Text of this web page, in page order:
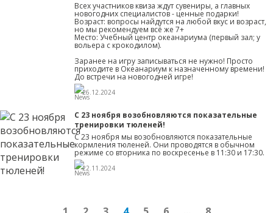
Всех участников квиза ждут сувениры, а главных
новогодних специалистов - ценные подарки!
Возраст: вопросы найдутся на любой вкус и возраст,
но мы рекомендуем всё же 7+
Место: Учебный центр океанариума (первый зал; у
вольера с крокодилом).
Заранее на игру записываться не нужно! Просто
приходите в Океанариум к назначенному времени!
До встречи на новогодней игре!
26.12.2024
С 23 ноября возобновляются показательные
тренировки тюленей!
С 23 ноября мы возобновляются показательные
кормления тюленей. Они проводятся в обычном
режиме со вторника по воскресенье в 11:30 и 17:30.
22.11.2024